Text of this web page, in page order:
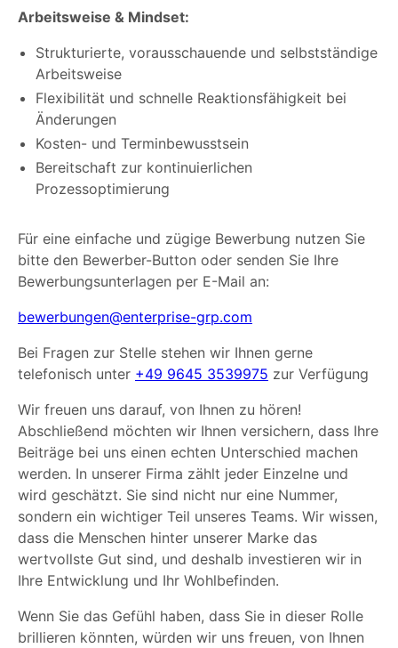
Arbeitsweise & Mindset:
Strukturierte, vorausschauende und selbstständige
Arbeitsweise
Flexibilität und schnelle Reaktionsfähigkeit bei
Änderungen
Kosten- und Terminbewusstsein
Bereitschaft zur kontinuierlichen
Prozessoptimierung
Für eine einfache und zügige Bewerbung nutzen Sie
bitte den Bewerber-Button oder senden Sie Ihre
Bewerbungsunterlagen per E-Mail an:
bewerbungen@enterprise-grp.com
Bei Fragen zur Stelle stehen wir Ihnen gerne
telefonisch unter +49 9645 3539975 zur Verfügung
Wir freuen uns darauf, von Ihnen zu hören!
Abschließend möchten wir Ihnen versichern, dass Ihre
Beiträge bei uns einen echten Unterschied machen
werden. In unserer Firma zählt jeder Einzelne und
wird geschätzt. Sie sind nicht nur eine Nummer,
sondern ein wichtiger Teil unseres Teams. Wir wissen,
dass die Menschen hinter unserer Marke das
wertvollste Gut sind, und deshalb investieren wir in
Ihre Entwicklung und Ihr Wohlbefinden.
Wenn Sie das Gefühl haben, dass Sie in dieser Rolle
brillieren könnten, würden wir uns freuen, von Ihnen